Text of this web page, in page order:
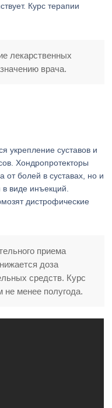
Курс терапии
лекарственных
врача.
укрепление суставов и
Хондропротекторы
от болей в суставах, но и
виде инъекций.
дистрофические
приема
доза
средств. Курс
не менее полугода.